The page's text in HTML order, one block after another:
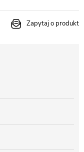
Zapytaj o produkt